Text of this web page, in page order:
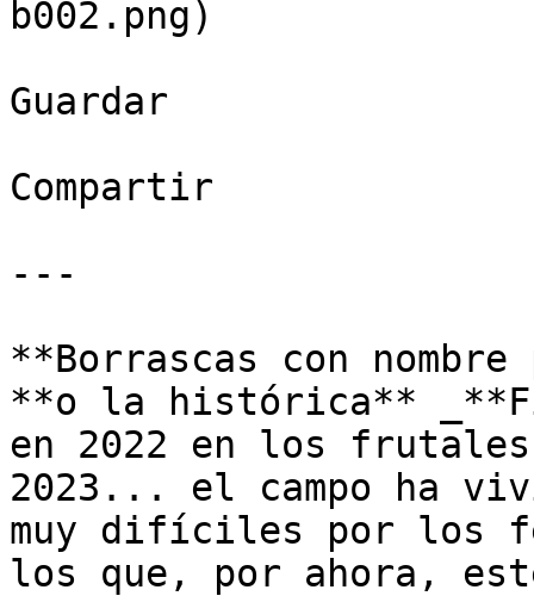
b002.png)
Guardar
Compartir
---
**Borrascas con
**o la histórica**
en 2022 en los
2023... el campo ha
muy difíciles por los
los que, por ahora,